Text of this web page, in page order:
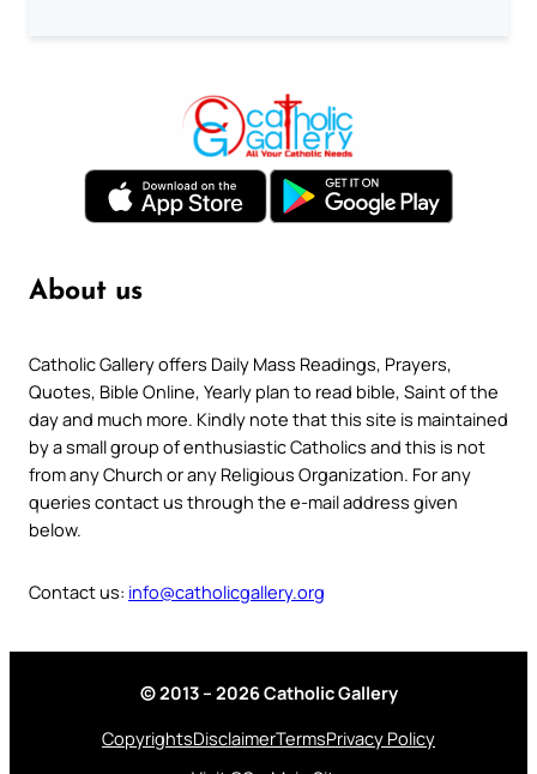
About us
Catholic Gallery offers Daily Mass Readings, Prayers,
Quotes, Bible Online, Yearly plan to read bible, Saint of the
day and much more. Kindly note that this site is maintained
by a small group of enthusiastic Catholics and this is not
from any Church or any Religious Organization. For any
queries contact us through the e-mail address given
below.
Contact us: info@catholicgallery.org
© 2013 – 2026 Catholic Gallery
CopyrightsDisclaimerTermsPrivacy Policy